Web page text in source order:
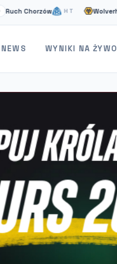
HT Wolverhampton
NEWS WYNIKI NA ŻYWO